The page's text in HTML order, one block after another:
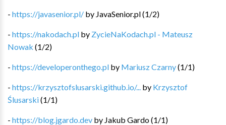
- https://javasenior.pl/ by JavaSenior.pl(1/2)
- https://nakodach.pl by ZycieNaKodach.pl - Mateusz
Nowak (1/2)
- https://developeronthego.pl by Mariusz Czarny(1/1)
- https://krzysztofslusarski.github.io/... by Krzysztof
Ślusarski(1/1)
- https://blog.jgardo.dev by Jakub Gardo(1/1)